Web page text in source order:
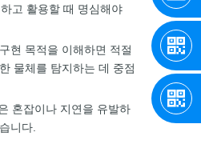
고 활용할 때 명심해야
현 목적을 이해하면 적절
물체를 탐지하는 데 중점
혼잡이나 지연을 유발하
니다.